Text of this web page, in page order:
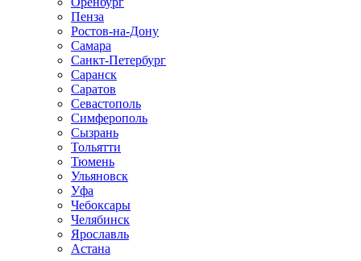
Пенза
Ростов-на-Дону
Самара
Санкт-Петербург
Саранск
Саратов
Севастополь
Симферополь
Сызрань
Тольятти
Тюмень
Ульяновск
Уфа
Чебоксары
Челябинск
Ярославль
Астана